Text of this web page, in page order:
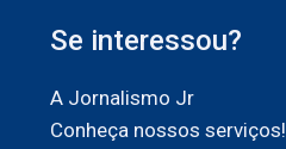
Se interessou?
A Jornalismo Jr
Conheça nossos serviços!